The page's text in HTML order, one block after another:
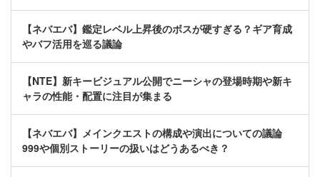
【ネバエバ】鑑定レベル上昇後のボスが硬すぎる？ギア育成
やバフ活用を巡る議論
【NTE】新キービジュアル公開でニーシャの登場時期や新キ
ャラの性能・配置に注目が集まる
【ネバエバ】メインクエストの構成や演出についての議論
999や個別ストーリーの扱いはどうあるべき？